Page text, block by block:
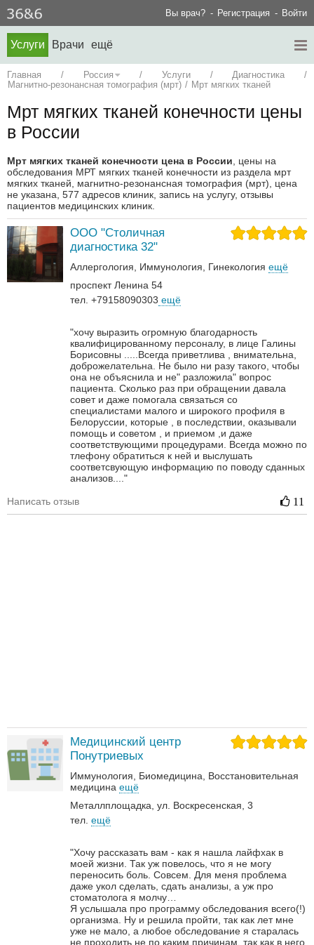
Вы врач? Регистрация Войти
Услуги Врачи ещё
Главная / Россия / Услуги / Диагностика
/
Магнитно-резонансная томография (мрт) / Мрт мягких тканей
Мрт мягких тканей конечности цены
в России
Мрт мягких тканей конечности цена в России, цены на
обследования МРТ мягких тканей конечности из раздела мрт
мягких тканей, магнитно-резонансная томография (мрт), цена
не указана, 577 адресов клиник, запись на услугу, отзывы
пациентов медицинских клиник.
ООО "Столичная
диагностика 32"
Аллергология Иммунология Гинекология ещё
проспект Ленина 54
тел. +79158090303 ещё
"хочу выразить огромную благодарность
квалифицированному персоналу, в лице Галины
Борисовны .....Всегда приветлива , внимательна,
доброжелательна. Не было ни разу такого, чтобы
она не объяснила и не" разложила" вопрос
пациента. Сколько раз при обращении давала
совет и даже помогала связаться со
специалистами малого и широкого профиля в
Белоруссии, которые , в последствии, оказывали
помощь и советом , и приемом ,и даже
соответствующими процедурами. Всегда можно по
тлефону обратиться к ней и выслушать
соответсвующую информацию по поводу сданных
анализов...."
Написать отзыв 11
Медицинский центр
Понутриевых
Иммунология Биомедицина Восстановительная
медицина ещё
Металлплощадка, ул. Воскресенская, 3
тел. ещё
"Хочу рассказать вам - как я нашла лайфхак в
моей жизни. Так уж повелось, что я не могу
переносить боль. Совсем. Для меня проблема
даже укол сделать, сдать анализы, а уж про
стоматолога я молчу…
Я услышала про программу обследования всего(!)
организма. Ну и решила пройти, так как лет мне
уже не мало, а любое обследование я старалась
не проходить не по каким причинам, так как в него